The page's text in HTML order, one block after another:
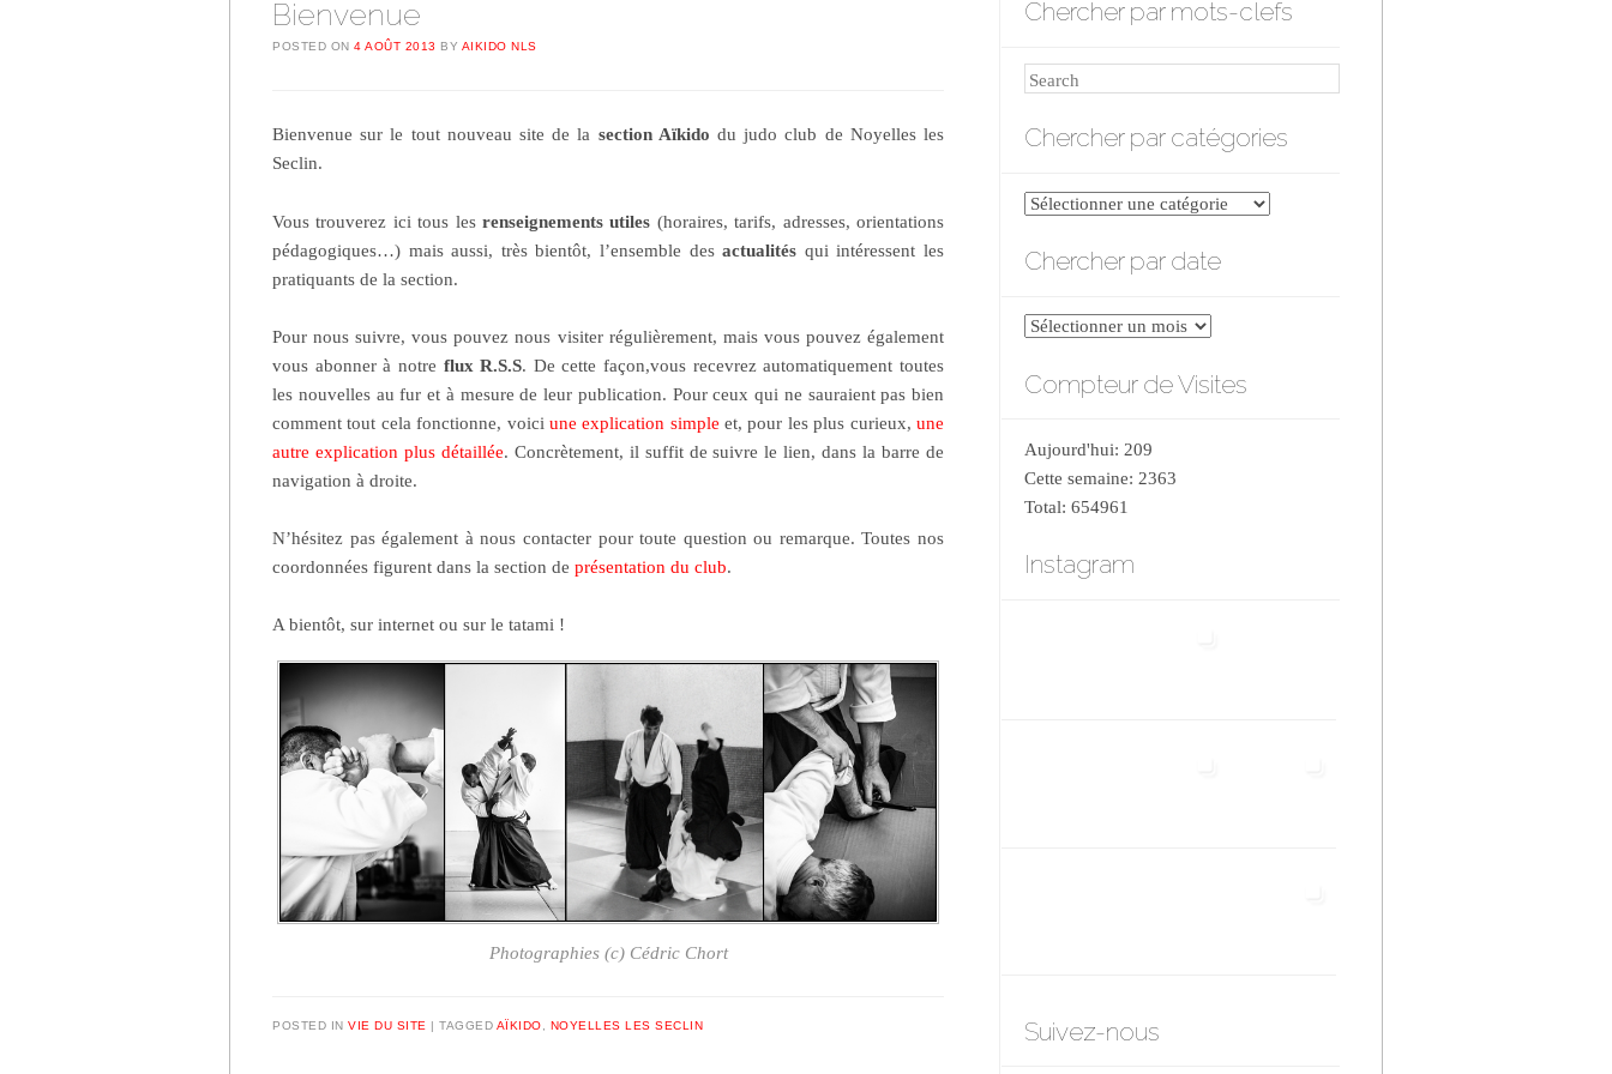
Bienvenue
POSTED ON 4 AOÛT 2013 BY AIKIDO NLS
Bienvenue sur le tout nouveau site de la section Aïkido du judo club de Noyelles les
Seclin.
Vous trouverez ici tous les renseignements utiles (horaires, tarifs, adresses, orientations
pédagogiques…) mais aussi, très bientôt, l’ensemble desactualités qui intéressent les
pratiquants de la section.
Pour nous suivre, vous pouvez nous visiter régulièrement, mais vous pouvez également
vous abonner à notre flux R.S.S. De cette façon,vous recevrez automatiquement toutes
les nouvelles au fur et à mesure de leur publication. Pour ceux qui ne sauraient pas bien
comment tout cela fonctionne, voici une explication simple et, pour les plus curieux,une
autre explication plus détaillée. Concrètement, il suffit de suivre le lien, dans la barre de
navigation à droite.
N’hésitez pas également à nous contacter pour toute question ou remarque. Toutes nos
coordonnées figurent dans la section de présentation du club.
A bientôt, sur internet ou sur le tatami !
Photographies (c) Cédric Chort
POSTED IN VIE DU SITE TAGGED AÏKIDO, NOYELLES LES SECLIN
Chercher par mots-clefs
Search
Chercher par catégories
Chercher
catégories
Chercher par date
Chercher
date
Compteur de Visites
Aujourd'hui: 209
Cette semaine: 2363
Total: 654961
Instagram
Suivez-nous